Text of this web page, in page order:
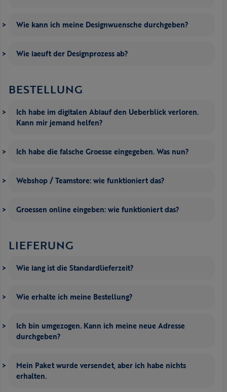
Wie kann ich meine Designwuensche durchgeben?
Wie laeuft der Designprozess ab?
BESTELLUNG
Ich habe im digitalen Ablauf den Ueberblick verloren.
Kann mir jemand helfen?
Ich habe die falsche Groesse eingegeben. Was nun?
Webshop / Teamstore: wie funktioniert das?
Groessen online eingeben: wie funktioniert das?
LIEFERUNG
Wie lang ist die Standardlieferzeit?
Wie erhalte ich meine Bestellung?
Ich bin umgezogen. Kann ich meine neue Adresse
durchgeben?
Mein Paket wurde versendet, aber ich habe nichts
erhalten.